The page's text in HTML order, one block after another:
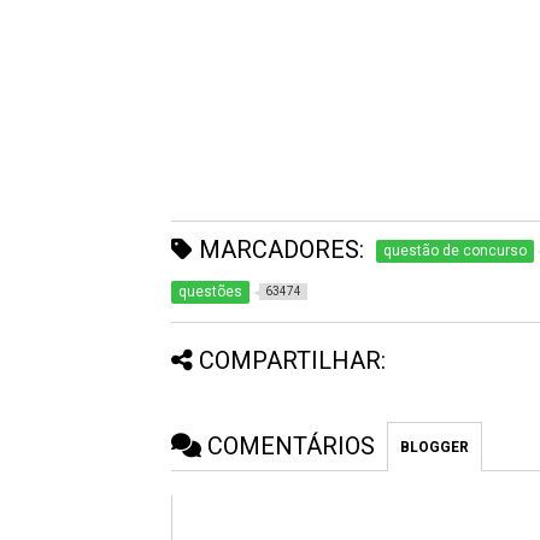
MARCADORES: questão de concurso
questões 63474
COMPARTILHAR:
COMENTÁRIOS BLOGGER